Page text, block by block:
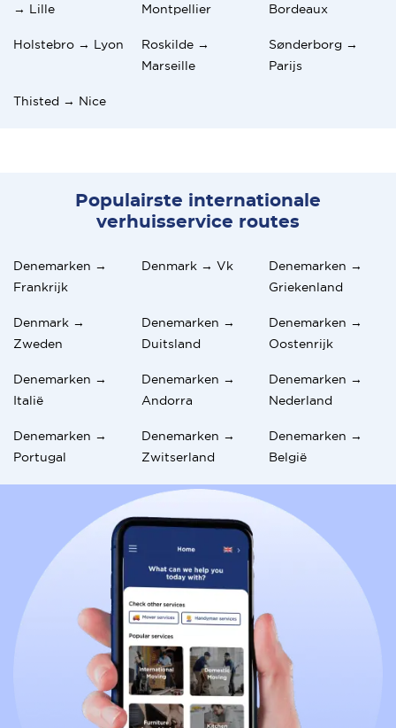
→ Lille
Montpellier
Bordeaux
Holstebro → Lyon
Roskilde →
Marseille
Sønderborg →
Parijs
Thisted → Nice
Populairste internationale
verhuisservice routes
Denemarken →
Frankrijk
Denmark → Vk
Denemarken →
Griekenland
Denmark →
Zweden
Denemarken →
Duitsland
Denemarken →
Oostenrijk
Denemarken →
Italië
Denemarken →
Andorra
Denemarken →
Nederland
Denemarken →
Portugal
Denemarken →
Zwitserland
Denemarken →
België